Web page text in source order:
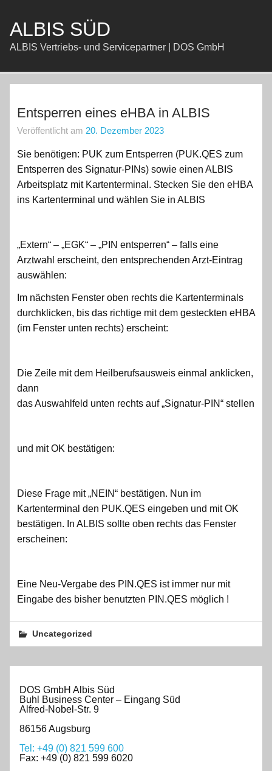
springen
ALBIS SÜD
ALBIS Vertriebs- und Servicepartner | DOS GmbH
Entsperren eines eHBA in ALBIS
Veröffentlicht am 20. Dezember 2023
Sie benötigen: PUK zum Entsperren (PUK.QES zum
Entsperren des Signatur-PINs) sowie einen ALBIS
Arbeitsplatz mit Kartenterminal. Stecken Sie den eHBA
ins Kartenterminal und wählen Sie in ALBIS
„Extern“ – „EGK“ – „PIN entsperren“ – falls eine
Arztwahl erscheint, den entsprechenden Arzt-Eintrag
auswählen:
Im nächsten Fenster oben rechts die Kartenterminals
durchklicken, bis das richtige mit dem gesteckten eHBA
(im Fenster unten rechts) erscheint:
Die Zeile mit dem Heilberufsausweis einmal anklicken,
dann
das Auswahlfeld unten rechts auf „Signatur-PIN“ stellen
und mit OK bestätigen:
Diese Frage mit „NEIN“ bestätigen. Nun im
Kartenterminal den PUK.QES eingeben und mit OK
bestätigen. In ALBIS sollte oben rechts das Fenster
erscheinen:
Eine Neu-Vergabe des PIN.QES ist immer nur mit
Eingabe des bisher benutzten PIN.QES möglich !
Uncategorized
DOS GmbH Albis Süd
Buhl Business Center – Eingang Süd
Alfred-Nobel-Str. 9
86156 Augsburg
Tel: +49 (0) 821 599 600
Fax: +49 (0) 821 599 6020